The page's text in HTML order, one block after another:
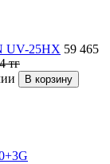
UV-25HX 59 465
тг